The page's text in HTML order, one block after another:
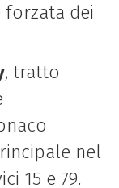
forzata dei
, tratto
nel
15 e 79.